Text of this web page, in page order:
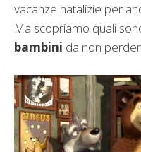
vacanze natalizie per
Ma scopriamo quali
bambini da non